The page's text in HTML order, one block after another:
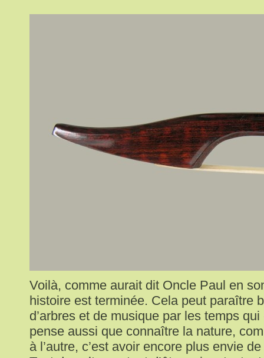
Voilà, comme aurait dit Oncle Paul en
histoire est terminée. Cela peut paraître
d’arbres et de musique par les temps
pense aussi que connaître la nature,
à l’autre, c’est avoir encore plus envie